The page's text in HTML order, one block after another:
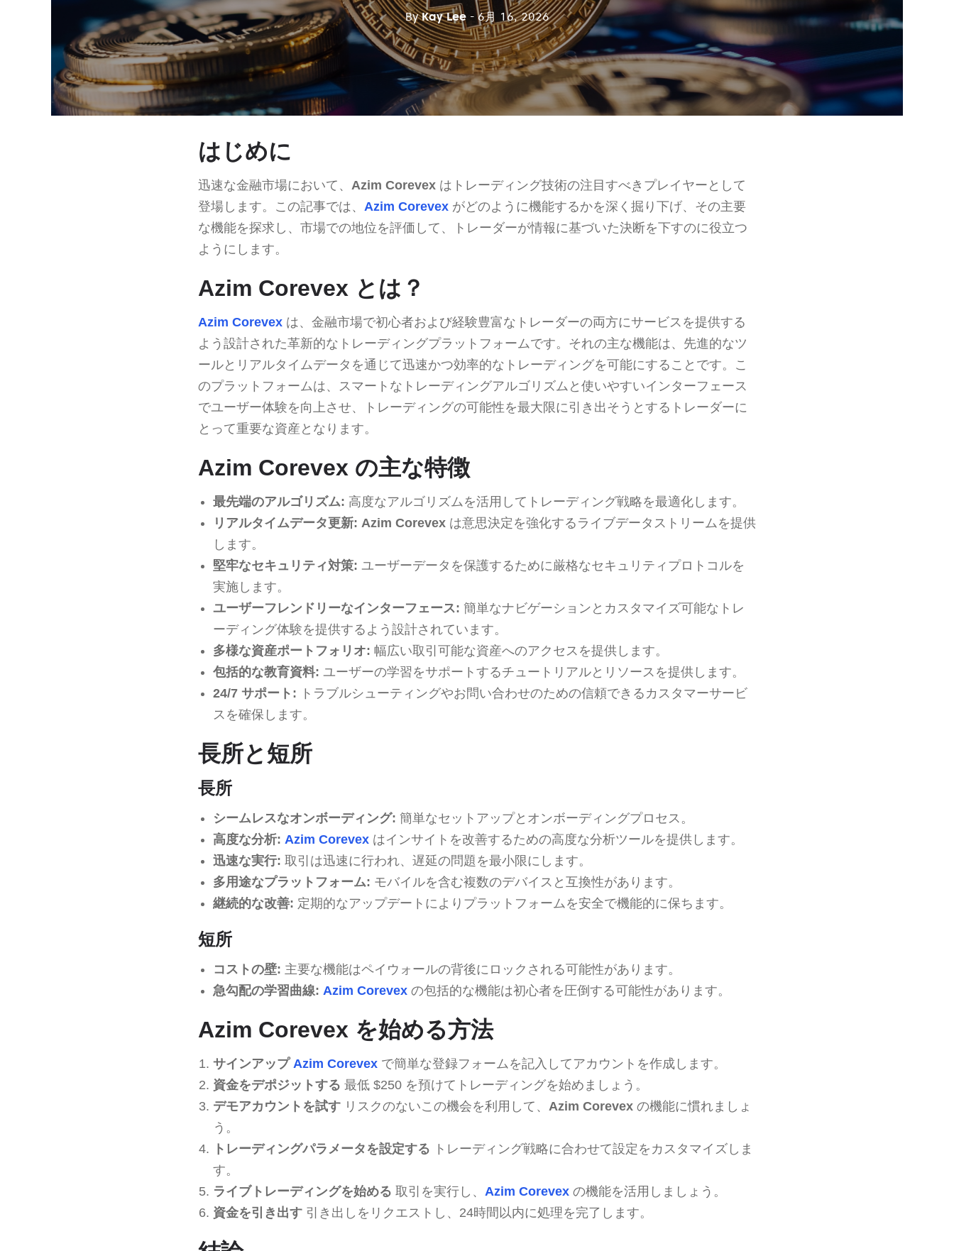
ByKay Lee - 6月 16, 2026
はじめに
迅速な金融市場において、 Azim Corevex はトレーディング技術の注目すべきプレイヤーとして
登場します。この記事では、 Azim Corevex がどのように機能するかを深く掘り下げ、その主要
な機能を探求し、市場での地位を評価して、トレーダーが情報に基づいた決断を下すのに役立つ
ようにします。
Azim Corevex とは？
Azim Corevex は、金融市場で初心者および経験豊富なトレーダーの両方にサービスを提供する
よう設計された革新的なトレーディングプラットフォームです。それの主な機能は、先進的なツ
ールとリアルタイムデータを通じて迅速かつ効率的なトレーディングを可能にすることです。こ
のプラットフォームは、スマートなトレーディングアルゴリズムと使いやすいインターフェース
でユーザー体験を向上させ、トレーディングの可能性を最大限に引き出そうとするトレーダーに
とって重要な資産となります。
Azim Corevex の主な特徴
最先端のアルゴリズム: 高度なアルゴリズムを活用してトレーディング戦略を最適化します。
リアルタイムデータ更新: Azim Corevexは意思決定を強化するライブデータストリームを提供
します。
堅牢なセキュリティ対策: ユーザーデータを保護するために厳格なセキュリティプロトコルを
実施します。
ユーザーフレンドリーなインターフェース: 簡単なナビゲーションとカスタマイズ可能なトレ
ーディング体験を提供するよう設計されています。
多様な資産ポートフォリオ: 幅広い取引可能な資産へのアクセスを提供します。
包括的な教育資料: ユーザーの学習をサポートするチュートリアルとリソースを提供します。
24/7 サポート: トラブルシューティングやお問い合わせのための信頼できるカスタマーサービ
スを確保します。
長所と短所
長所
シームレスなオンボーディング: 簡単なセットアップとオンボーディングプロセス。
高度な分析: Azim Corevexはインサイトを改善するための高度な分析ツールを提供します。
迅速な実行: 取引は迅速に行われ、遅延の問題を最小限にします。
多用途なプラットフォーム: モバイルを含む複数のデバイスと互換性があります。
継続的な改善: 定期的なアップデートによりプラットフォームを安全で機能的に保ちます。
短所
コストの壁: 主要な機能はペイウォールの背後にロックされる可能性があります。
急勾配の学習曲線: Azim Corevexの包括的な機能は初心者を圧倒する可能性があります。
Azim Corevex を始める方法
サインアップ Azim Corevexで簡単な登録フォームを記入してアカウントを作成します。
資金をデポジットする 最低 $250 を預けてトレーディングを始めましょう。
デモアカウントを試すリスクのないこの機会を利用して、 Azim Corevexの機能に慣れましょ
う。
トレーディングパラメータを設定する トレーディング戦略に合わせて設定をカスタマイズしま
す。
ライブトレーディングを始める 取引を実行し、 Azim Corevexの機能を活用しましょう。
資金を引き出す引き出しをリクエストし、24時間以内に処理を完了します。